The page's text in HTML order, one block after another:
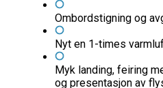
Ombordstigning og
Nyt en 1-times
Myk landing, feiring
og presentasjon av